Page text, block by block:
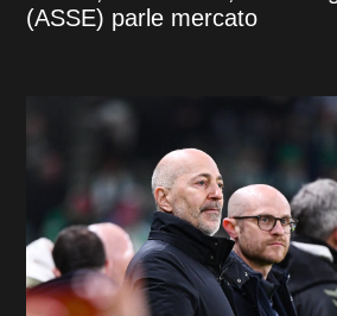
(ASSE) parle mercato